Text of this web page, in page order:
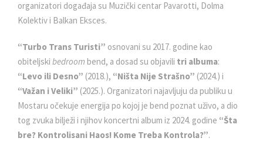
organizatori događaja su Muzički centar Pavarotti, Dolma
Kolektiv i Balkan Eksces.
“Turbo Trans Turisti” osnovani su 2017. godine kao
obiteljski bedroom bend, a dosad su objavili tri albuma:
“Levo ili Desno” (2018.), “Ništa Nije Strašno” (2024.) i
“Važan i Veliki” (2025.). Organizatori najavljuju da publiku u
Mostaru očekuje energija po kojoj je bend poznat uživo, a dio
tog zvuka bilježi i njihov koncertni album iz 2024. godine “Šta
bre? Kontrolisani Haos! Kome Treba Kontrola?”.